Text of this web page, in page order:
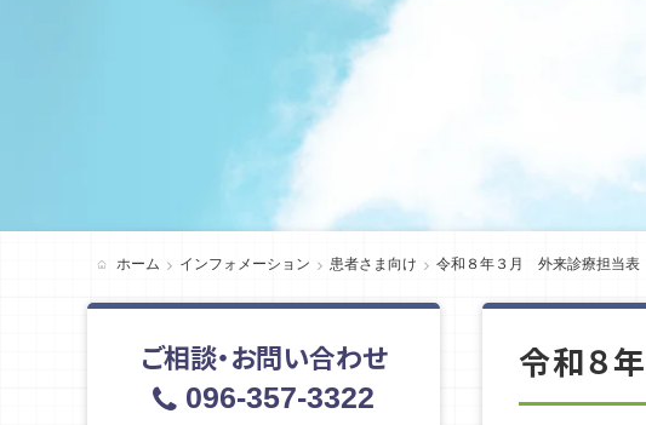
ホーム インフォメーション 患者さま向け 令和８年３月 外来診療担当表
令和８
ご相談・お問い合わせ
096-357-3322